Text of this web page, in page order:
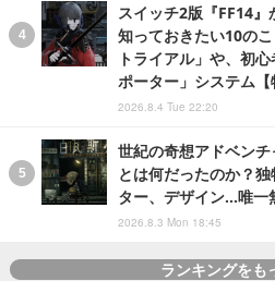
スイッチ2版『FF14
知っておきたい10の
トライアル」や、初
ポーター」システム【
2026.8.4 Tue 22:20
世紀の奇想アドベンチ
とは何だったのか？
ター、デザイン…唯一
2026.8.3 Mon 18:45
ランキングをも